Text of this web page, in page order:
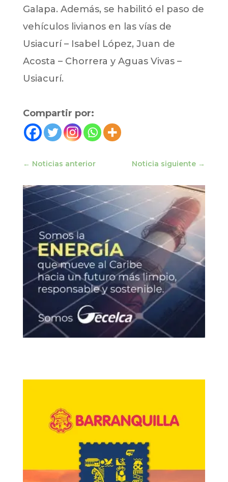
Galapa. Además, se habilitó el paso de
vehículos livianos en las vías de
Usiacurí – Isabel López, Juan de
Acosta – Chorrera y Aguas Vivas –
Usiacurí.
Compartir por:
← Noticias anterior Noticia siguiente →